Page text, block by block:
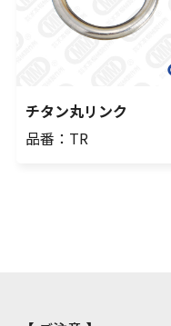
チタン丸リンク
品番：TR